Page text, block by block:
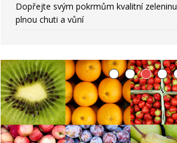
Dopřejte svým pokrmům kvalitní zeleninu
plnou chuti a vůní